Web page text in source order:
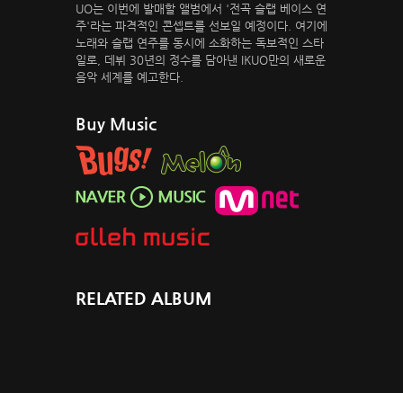
UO는 이번에 발매할 앨범에서 '전곡 슬랩 베이스 연
주'라는 파격적인 콘셉트를 선보일 예정이다. 여기에
노래와 슬랩 연주를 동시에 소화하는 독보적인 스타
일로, 데뷔 30년의 정수를 담아낸 IKUO만의 새로운
음악 세계를 예고한다.
Buy Music
RELATED ALBUM